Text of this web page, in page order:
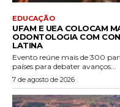
EDUCAÇÃO
UFAM E UEA COLOCAM
ODONTOLOGIA COM
LATINA
Evento reúne mais de 300
países para debater avanços...
7 de agosto de 2026